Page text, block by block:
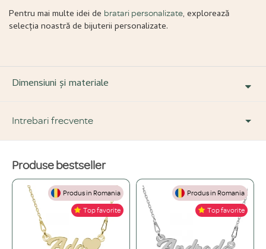
Pentru mai multe idei de bratari personalizate, explorează
selecția noastră de bijuterii personalizate.
Dimensiuni și materiale
Intrebari frecvente
DESPRE PRODUS ȘI MATERIALE
Din ce materiale sunt fabricate bijuteriile voastre?
Folosim doar materiale de înaltă calitate, atent selecționate: Argint 925,
Aur de 14K și Oțel inoxidabil.
Ce înseamnă o bijuterie "placată" și care este diferența față de una din
aur masiv?
Produse bestseller
Produs in Romania
Top favorite
Produs in Romania
Top favorite